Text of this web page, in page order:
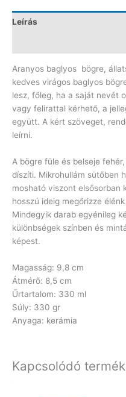
Leírás
Aranyos baglyos bögre,
kedves virágos baglyos
lesz, főleg, ha a saját nevét
vagy felirattal kérhető, a
együtt. A kért szöveget,
leírni.
A bögre füle és belseje
díszíti. Mikrohullám sütőben
mosható viszont elsősorban
hosszú ideig megőrizze
Mindegyik darab egyénileg
különbségek színben és
képest.
Magasság: 9,8 cm
Átmérő: 8,5 cm
Űrtartalom: 330 ml
Súly: 330 gr
Anyaga: kerámia
Kapcsolódó